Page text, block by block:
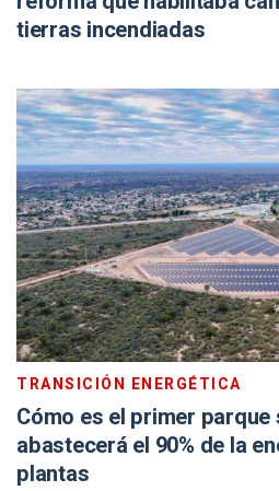
tierras incendiadas
TRANSICIÓN ENERGÉTICA
Cómo es el primer
abastecerá el 90% de la
plantas